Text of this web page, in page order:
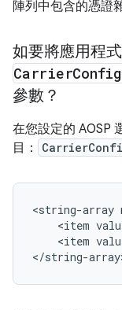
陣列中包含的憑證
如要將應用程
CarrierConfig
參數？
在您設定的 AOSP
目：
<string-array
<item
<item
</string-